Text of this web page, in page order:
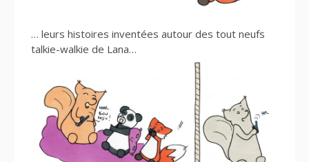
… leurs histoires inventées autour des tout neufs
talkie-walkie de Lana…